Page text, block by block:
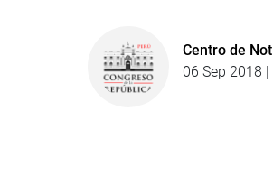
Centro de
06 Sep 2018 |